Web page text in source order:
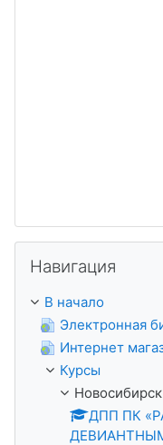
Навигация
В начало
Электронная
Интернет
Курсы
Новосибирск
ДПП ПК